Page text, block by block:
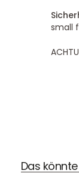
small
Das